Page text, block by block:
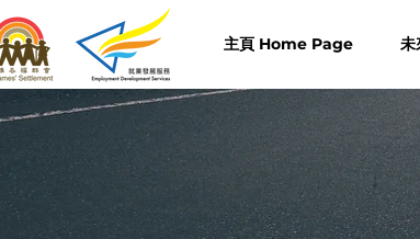
主頁 Home Page